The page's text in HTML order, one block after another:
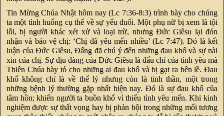
Tin Mừng Chúa Nhật hôm nay (Lc 7:36-8:3) trình bày cho chúng
ta một tình huống cụ thể về sự yếu đuối. Một phụ nữ bị xem là tội
lỗi, bị người khác xét xử và loại trừ, nhưng Đức Giêsu lại đón
nhận và bảo vệ chị: ‘Chị đã yêu mến nhiều’ (Lc 7:47). Đó là kết
luận của Đức Giêsu, Đấng đã chú ý đến những đau khổ và sự nài
xin của chị. Sự dịu dàng của Đức Giêsu là dấu chỉ của tình yêu mà
Thiên Chúa bày tỏ cho những ai đau khổ và bị gạt ra bên lề. Đau
khổ không chỉ là về thể lý nhưng còn là tinh thần, một trong
những bệnh lý thường gặp nhất hiện nay. Đó là sự đau khổ của
tâm hồn; khiến người ta buồn khổ vì thiếu tình yêu mến. Khi kinh
nghiệm được sự thất vọng hay bị phản bội trong những mối tương